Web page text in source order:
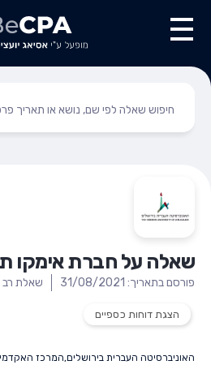
שאלה על חברת אימקו
פורסם בתאריך: 31/08/2021 שאלת רב
הצגת דוחות כספיים
האוניברסיטה העברית בירושלים,המרכז